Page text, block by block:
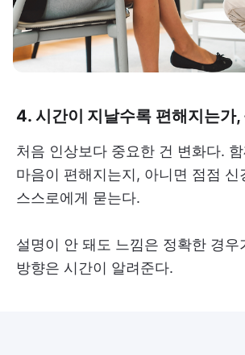
4. 시간이 지날수록 편해지는가
처음 인상보다 중요한 건 변화다.
마음이 편해지는지, 아니면 점점 신
스스로에게 묻는다.
설명이 안 돼도 느낌은 정확한 경우
방향은 시간이 알려준다.